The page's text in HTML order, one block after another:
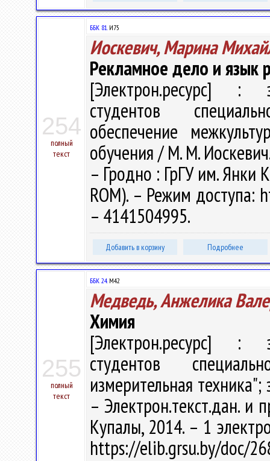
254
полный
текст
ББК 81.И75
Иоскевич, Марина
Рекламное дело и язык
[Электрон.ресурс] :
студентов
обеспечение
обучения / М. М.
– Гродно : ГрГУ им. Янки
ROM). – Режим доступа:
– 4141504995.
Добавить в корзину Подробнее
255
полный
текст
ББК 24.М42
Медведь, Анжелика
Химия
[Электрон.ресурс] :
студентов
измерительная
– Электрон.текст.дан. и
Купалы, 2014. – 1
https://elib.grsu.by/doc/